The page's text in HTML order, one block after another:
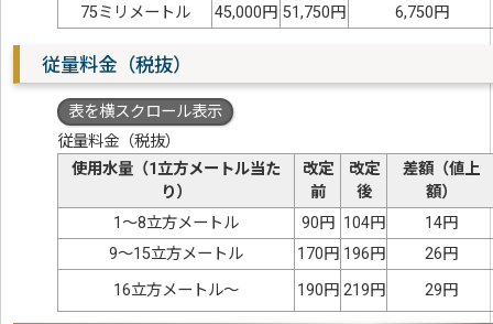
75ミリメートル
45,000円 51,750円 6,750円
従量料金（税抜）
表を横スクロール表示
従量料金（税抜）
使用水量（1立方メートル当た
り）
改定
前
改定
後
差額（値上
額）
1～8立方メートル
90円 104円
14円
9～15立方メートル
170円 196円
26円
16立方メートル～
190円 219円 29円